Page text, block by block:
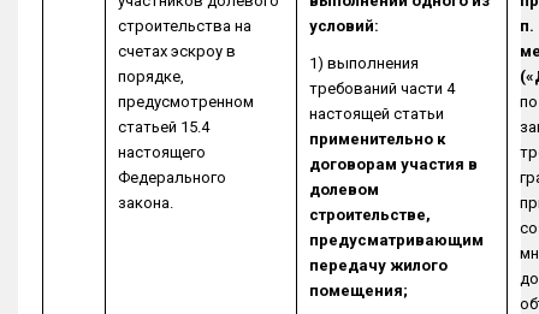
строительства на
счетах эскроу в
порядке,
предусмотренном
статьей 15.4
настоящего
Федерального
закона.
условий:
1) выполнения
требований части 4
настоящей статьи
применительно к
договорам участия в
долевом
строительстве,
предусматривающим
передачу жилого
помещения;
п.